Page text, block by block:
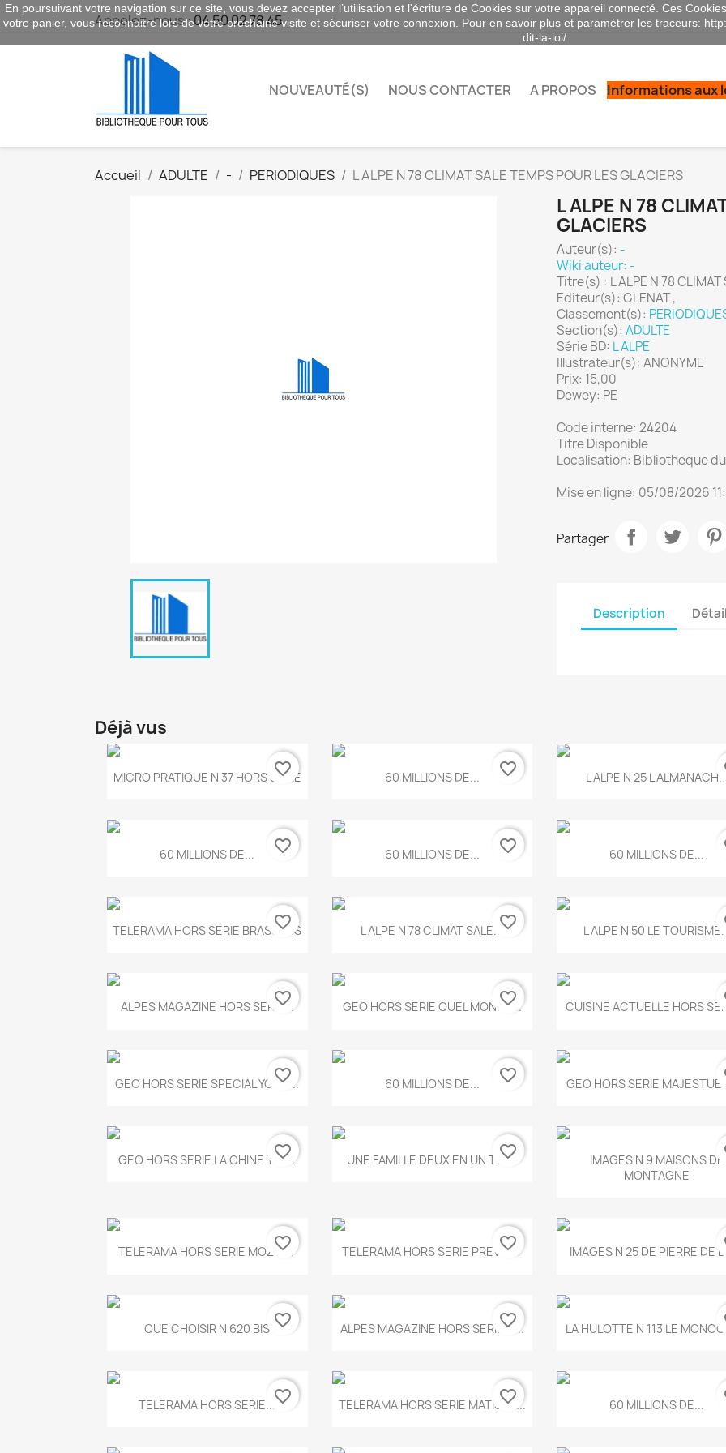
Appelez-nous :04 50 02 78 45
NOUVEAUTÉ(S) NOUS CONTACTER A PROPOS Informations aux
Accueil ADULTE - PERIODIQUES L ALPE N 78 CLIMAT SALE TEMPS POUR LES GLACIERS
L ALPE N 78
GLACIERS
Auteur(s): -
Wiki auteur: -
Titre(s) : L ALPE N 78 CLIMAT
Editeur(s): GLENAT ,
Classement(s):
Section(s): ADULTE
Série BD: L ALPE
Illustrateur(s): ANONYME
Prix: 15,00
Dewey: PE
Code interne: 24204
Titre Disponible
Localisation: Bibliotheque
Mise en ligne: 05/08/2026
Partager
Description
Déjà vus
Aperçu rapide
MICRO PRATIQUE N 37 HORS SERIE
favorite_border Aperçu rapide
60 MILLIONS DE... favorite_border  Aperçu rapide
L ALPE N 25 L
Aperçu rapide
60 MILLIONS DE... favorite_border Aperçu rapide
60 MILLIONS DE... favorite_border Aperçu rapide
60 MILLIONS DE...
 Aperçu rapide
TELERAMA HORS SERIE BRASSENS
favorite_border  Aperçu rapide
L ALPE N 78 CLIMAT SALE...favorite_border  Aperçu rapide
L ALPE N 50 LE
Aperçu rapide
ALPES MAGAZINE HORS SERIE...
favorite_border Aperçu rapide
GEO HORS SERIE QUEL MONDE...
favorite_border Aperçu rapide
CUISINE ACTUELLE HORS
Aperçu rapide
GEO HORS SERIE SPECIAL YOGA...
favorite_border Aperçu rapide
60 MILLIONS DE... favorite_border Aperçu rapide
GEO HORS SERIE
Aperçu rapide
GEO HORS SERIE LA CHINE T.497
favorite_border Aperçu rapide
UNE FAMILLE DEUX EN UN T.675
favorite_border Aperçu rapide
IMAGES N 9 MAISONS DE
MONTAGNE
Aperçu rapide
TELERAMA HORS SERIE MOZART
favorite_border Aperçu rapide
TELERAMA HORS SERIE PREVERT
favorite_border Aperçu rapide
IMAGES N 25 DE PIERRE DE
Aperçu rapide
QUE CHOISIR N 620 BIS favorite_border Aperçu rapide
ALPES MAGAZINE HORS SERIE N...
favorite_border Aperçu rapide
LA HULOTTE N 113 LE
Aperçu rapide
TELERAMA HORS SERIE...favorite_border Aperçu rapide
TELERAMA HORS SERIE MATISSE...
favorite_border Aperçu rapide
60 MILLIONS DE...
En poursuivant votre navigation sur ce site, vous devez accepter l’utilisation et l'écriture de Cookies sur votre appareil connecté. Ces
votre panier, vous reconnaitre lors de votre prochaine visite et sécuriser votre connexion. Pour en savoir plus et paramétrer les traceurs:
dit-la-loi/